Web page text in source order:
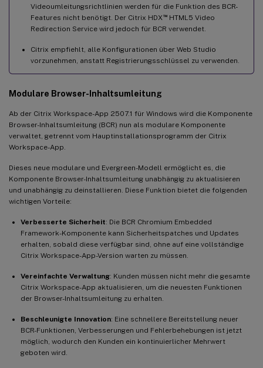
Videoumleitungsrichtlinien werden für die Funktion des BCR-
Features nicht benötigt. Der Citrix HDX ™HTML5 Video
Redirection Service wird jedoch für BCR verwendet.
Citrix empfiehlt, alle Konfigurationen über Web Studio
vorzunehmen, anstatt Registrierungsschlüssel zu verwenden.
Modulare Browser-Inhaltsumleitung
Ab der Citrix Workspace-App 2507.1 für Windows wird die Komponente
Browser-Inhaltsumleitung (BCR) nun als modulare Komponente
verwaltet, getrennt vom Hauptinstallationsprogramm der Citrix
Workspace-App.
Dieses neue modulare und Evergreen-Modell ermöglicht es, die
Komponente Browser-Inhaltsumleitung unabhängig zu aktualisieren
und unabhängig zu deinstallieren. Diese Funktion bietet die folgenden
wichtigen Vorteile:
Verbesserte Sicherheit: Die BCR Chromium Embedded
Framework-Komponente kann Sicherheitspatches und Updates
erhalten, sobald diese verfügbar sind, ohne auf eine vollständige
Citrix Workspace-App-Version warten zu müssen.
Vereinfachte Verwaltung: Kunden müssen nicht mehr die gesamte
Citrix Workspace-App aktualisieren, um die neuesten Funktionen
der Browser-Inhaltsumleitung zu erhalten.
Beschleunigte Innovation: Eine schnellere Bereitstellung neuer
BCR-Funktionen, Verbesserungen und Fehlerbehebungen ist jetzt
möglich, wodurch den Kunden ein kontinuierlicher Mehrwert
geboten wird.